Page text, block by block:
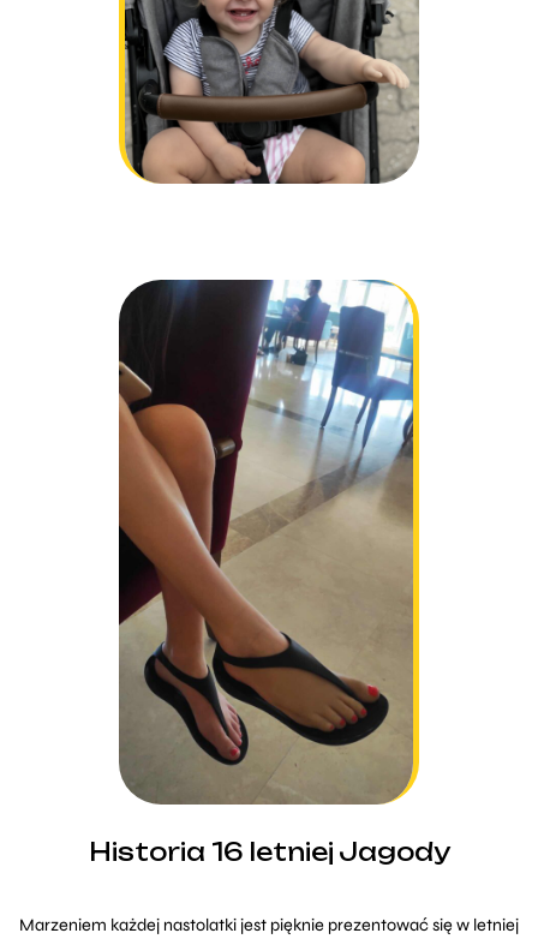
Historia 16 letniej Jagody
Marzeniem każdej nastolatki jest pięknie prezentować się w letniej